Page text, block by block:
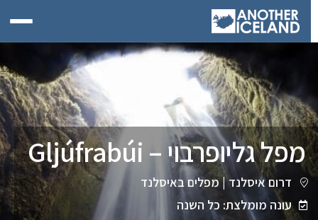
מפל גליופרבוי – Gljúfrabúi
דרום איסלנד|מפלים באיסלנד
עונה מומלצת: כל השנה